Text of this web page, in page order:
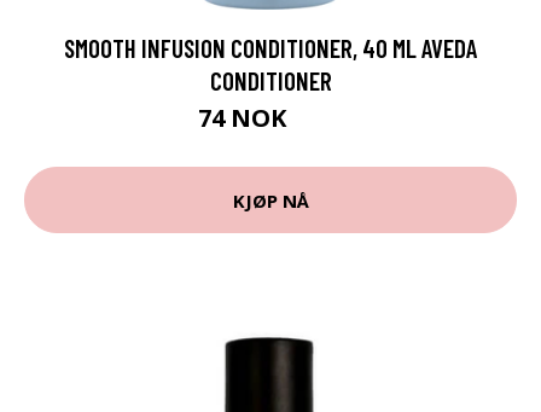
SMOOTH INFUSION CONDITIONER, 40 ML AVEDA
CONDITIONER
74 NOK
KJØP NÅ